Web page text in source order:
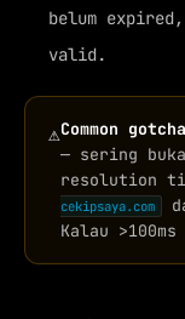
belum expired,
valid.
⚠Common
— sering
resolution
cekipsaya.com
Kalau